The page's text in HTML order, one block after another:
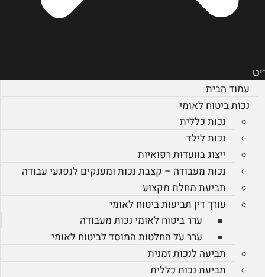
עמוד הבית
נכות ביטוח לאומי
נכות כללית
נכות לילד
ייצוג בוועדות רפואיות
נכות מעבודה – קצבת נכות ומענקים לנפגעי עבודה
תביעת מחלת מקצוע
עורך דין תביעות ביטוח לאומי
ערר ביטוח לאומי נכות מעבודה
ערר על החלטות המוסד לביטוח לאומי
תביעה לנכות זמנית
תביעת נכות כללית